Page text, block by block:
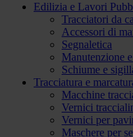
Edilizia e Lavori
Tracciatori da
Accessori di
Segnaletica
Manutenzione
Schiume e
Tracciatura e
Macchine
Vernici
Vernici per
Maschere per